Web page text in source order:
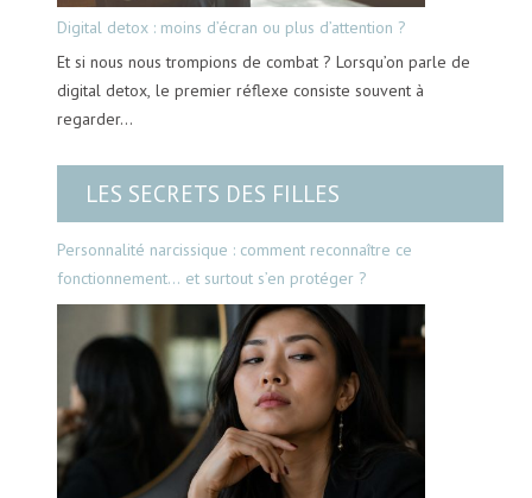
Digital detox : moins d’écran ou plus d’attention ?
Et si nous nous trompions de combat ? Lorsqu’on parle de
digital detox, le premier réflexe consiste souvent à
regarder…
LES SECRETS DES FILLES
Personnalité narcissique : comment reconnaître ce
fonctionnement… et surtout s’en protéger ?